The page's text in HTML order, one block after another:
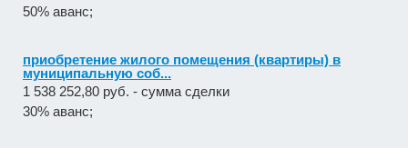
50% аванс;
приобретение жилого помещения (квартиры) в
муниципальную соб...
1 538 252,80 руб. - сумма сделки
30% аванс;